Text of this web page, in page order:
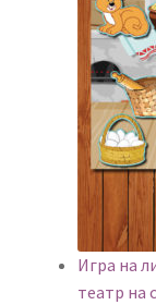
Игра на
театр на